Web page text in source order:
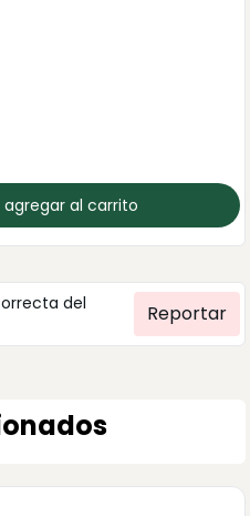
al carrito
del
Reportar